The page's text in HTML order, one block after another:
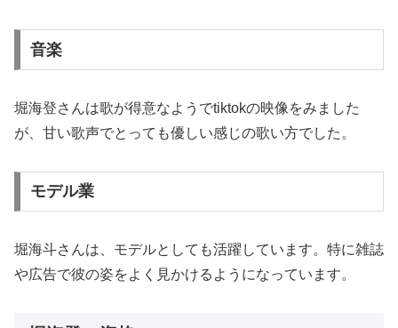
音楽
堀海登さんは歌が得意なようでtiktokの映像をみました
が、甘い歌声でとっても優しい感じの歌い方でした。
モデル業
堀海斗さんは、モデルとしても活躍しています。特に雑誌
や広告で彼の姿をよく見かけるようになっています。